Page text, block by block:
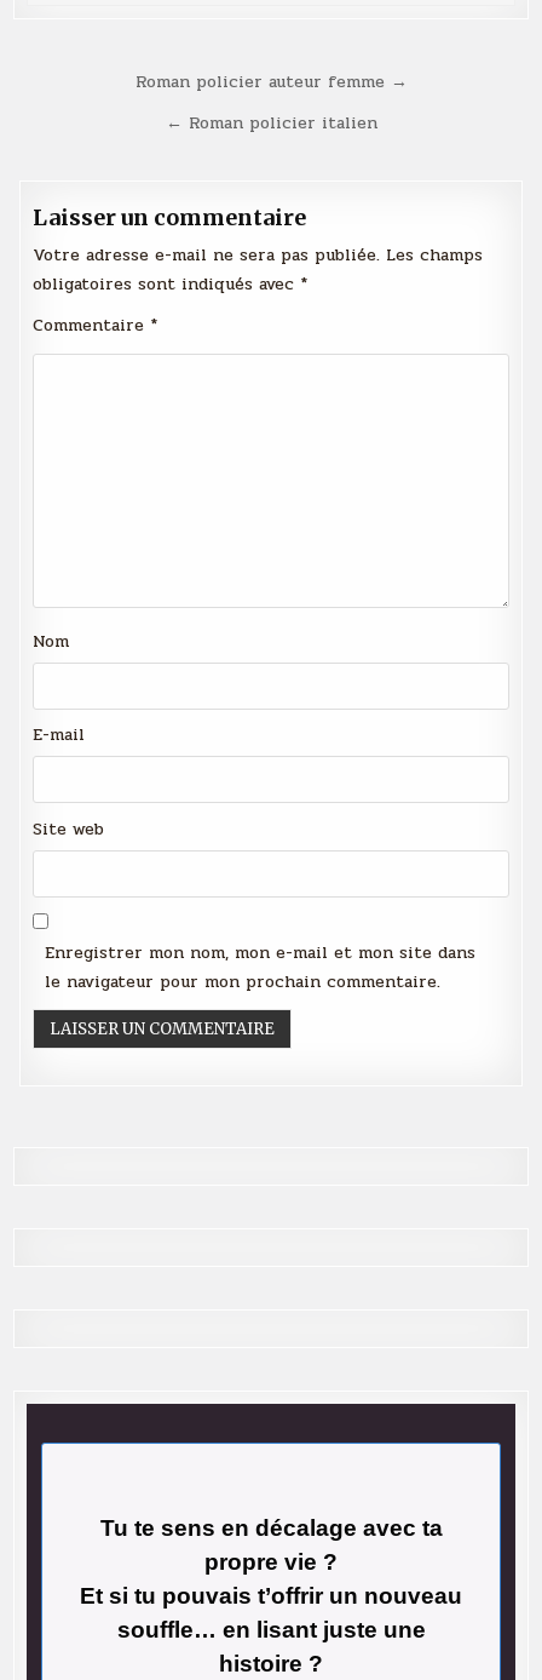
NavigationRoman policier auteur femme →
← Roman policier italien
Laisser un commentaire
Votre adresse e-mail ne sera pas publiée. Les champs
obligatoires sont indiqués avec *
Commentaire *
Nom
E-mail
Site web
Enregistrer mon nom, mon e-mail et mon site dans
le navigateur pour mon prochain commentaire.
Tu te sens en décalage avec ta
propre vie ?
Et si tu pouvais t’offrir un nouveau
souffle… en lisant juste une
histoire ?